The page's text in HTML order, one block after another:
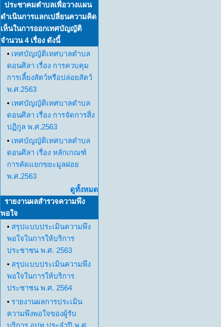
ประชาคมตำบลเพื่อวางแผน
ดำเนินการแลกเปลี่ยนความคิด
เห็นในการออกเทศบัญญัติ
จำนวน 4 เรื่อง ดังนี้
• เทศบัญญัติเทศบาลตำบล
ดอนศิลา เรื่อง การควบคุม
การเลี้ยงสัตว์หรือปล่อยสัตว์
พ.ศ.2563
• เทศบัญญัติเทศบาลตำบล
ดอนศิลา เรื่อง การจัดการสิ่ง
ปฏิกูล พ.ศ.2563
• เทศบัญญัติเทศบาลตำบล
ดอนศิลา เรื่อง หลักเกณฑ์
การคัดแยกขยะมูลฝอย
พ.ศ.2563
ดูทั้งหมด
รายงานผลสำรวจความพึง
พอใจ
• สรุปแบบประเมินความพึง
พอใจในการให้บริการ
ประชาชน พ.ศ. 2563
• สรุปแบบประเมินความพึง
พอใจในการให้บริการ
ประชาชน พ.ศ. 2564
• รายงานผลการประเมิน
ความพึงพอใจของผู้รับ
บริการ อปท.ประจำปี พ.ศ.